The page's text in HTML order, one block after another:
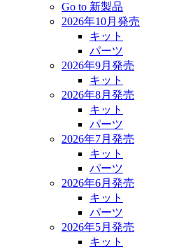
Go to 新製品
2026年10月発売
キット
パーツ
2026年9月発売
キット
2026年8月発売
キット
パーツ
2026年7月発売
キット
パーツ
2026年6月発売
キット
パーツ
2026年5月発売
キット